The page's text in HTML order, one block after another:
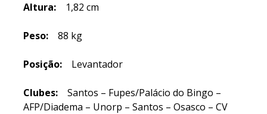
Altura: 1,82 cm
Peso: 88 kg
Posição: Levantador
Clubes: Santos – Fupes/Palácio do Bingo –
AFP/Diadema – Unorp – Santos – Osasco – CV